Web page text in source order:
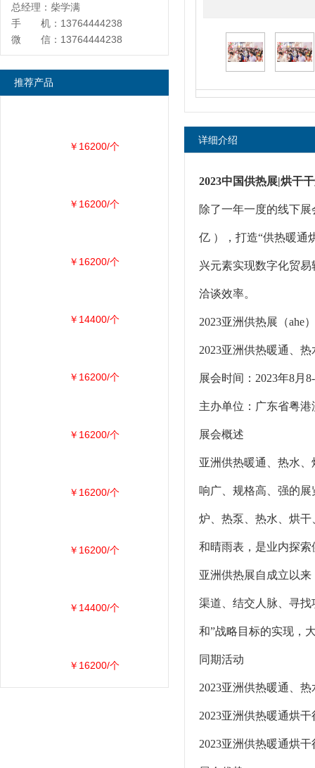
详细介绍
2023中国供热展|烘干
除了一年一度的线下
亿 ），打造“供热暖通
兴元素实现数字化贸
洽谈效率。
2023亚洲供热展（ahe）
2023亚洲供热暖通、
展会时间：2023年
主办单位：广东省粤
展会概述
亚洲供热暖通、热水、
响广、规格高、强的
炉、热泵、热水、烘
和晴雨表，是业内探
亚洲供热展自成立以
渠道、结交人脉、寻
和”战略目标的实现，
同期活动
2023亚洲供热暖通、
2023亚洲供热暖通烘
2023亚洲供热暖通烘
总经理：柴学满
手 机：13764444238
微 信：13764444238
推荐产品
￥16200/个
￥16200/个
￥16200/个
￥14400/个
￥16200/个
￥16200/个
￥16200/个
￥16200/个
￥14400/个
￥16200/个